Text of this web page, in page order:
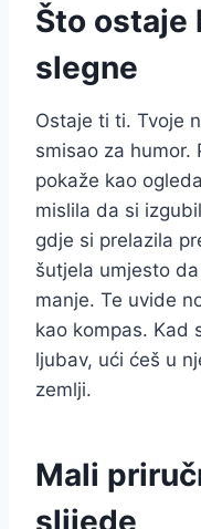
Što ostaje
slegne
Ostaje ti ti. Tvoje
smisao za humor.
pokaže kao
mislila da si
gdje si prelazila
šutjela umjesto
manje. Te uvide
kao kompas. Kad
ljubav, ući ćeš u
zemlji.
Mali
slijede